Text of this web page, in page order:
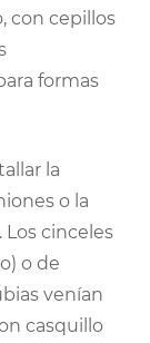
con cepillos
formas
la
o la
Los cinceles
o de
venían
casquillo